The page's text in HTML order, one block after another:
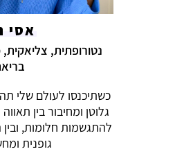
אסי
נטורופתית, צליאקית,
כשתיכנסו לעולם שלי
גלוטן ומחיבור בין
להתגשמות חלומות,
גופנית